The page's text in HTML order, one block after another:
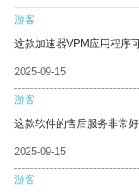
游客
这款加速器VPM应用程序
2025-09-15
游客
这款软件的售后服务非常
2025-09-15
游客